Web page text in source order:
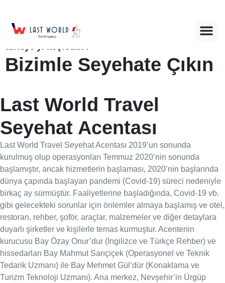
türkiye'yi keşfedin !
Bizimle Seyehate Çıkın
Last World Travel
Seyehat Acentası
Last World Travel Seyehat Acentası 2019’un sonunda
kurulmuş olup operasyonları Temmuz 2020’nin sonunda
başlamıştır, ancak hizmetlerin başlaması, 2020’nin başlarında
dünya çapında başlayan pandemi (Covid-19) süreci nedeniyle
birkaç ay sürmüştür. Faaliyetlerine başladığında, Covid-19 vb.
gibi gelecekteki sorunlar için önlemler almaya başlamış ve otel,
restoran, rehber, şoför, araçlar, malzemeler ve diğer detaylara
duyarlı şirketler ve kişilerle temas kurmuştur. Acentenin
kurucusu Bay Özay Onur’dur (İngilizce ve Türkçe Rehber) ve
hissedarları Bay Mahmut Sarıçiçek (Operasyonel ve Teknik
Tedarik Uzmanı) ile Bay Mehmet Gül’dür (Konaklama ve
Turizm Teknoloji Uzmanı). Ana merkez, Nevşehir’in Ürgüp